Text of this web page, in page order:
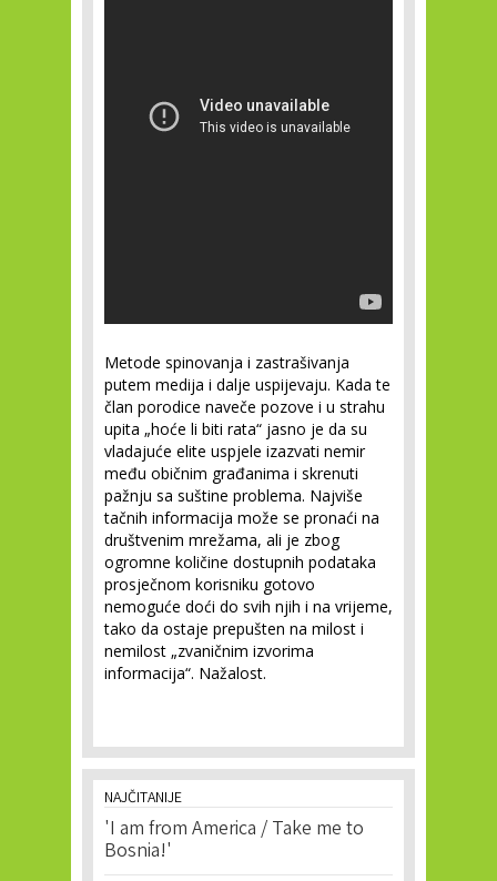
Metode spinovanja i zastrašivanja
putem medija i dalje uspijevaju. Kada te
član porodice naveče pozove i u strahu
upita „hoće li biti rata“ jasno je da su
vladajuće elite uspjele izazvati nemir
među običnim građanima i skrenuti
pažnju sa suštine problema. Najviše
tačnih informacija može se pronaći na
društvenim mrežama, ali je zbog
ogromne količine dostupnih podataka
prosječnom korisniku gotovo
nemoguće doći do svih njih i na vrijeme,
tako da ostaje prepušten na milost i
nemilost „zvaničnim izvorima
informacija“. Nažalost.
NAJČITANIJE
'I am from America / Take me to
Bosnia!'